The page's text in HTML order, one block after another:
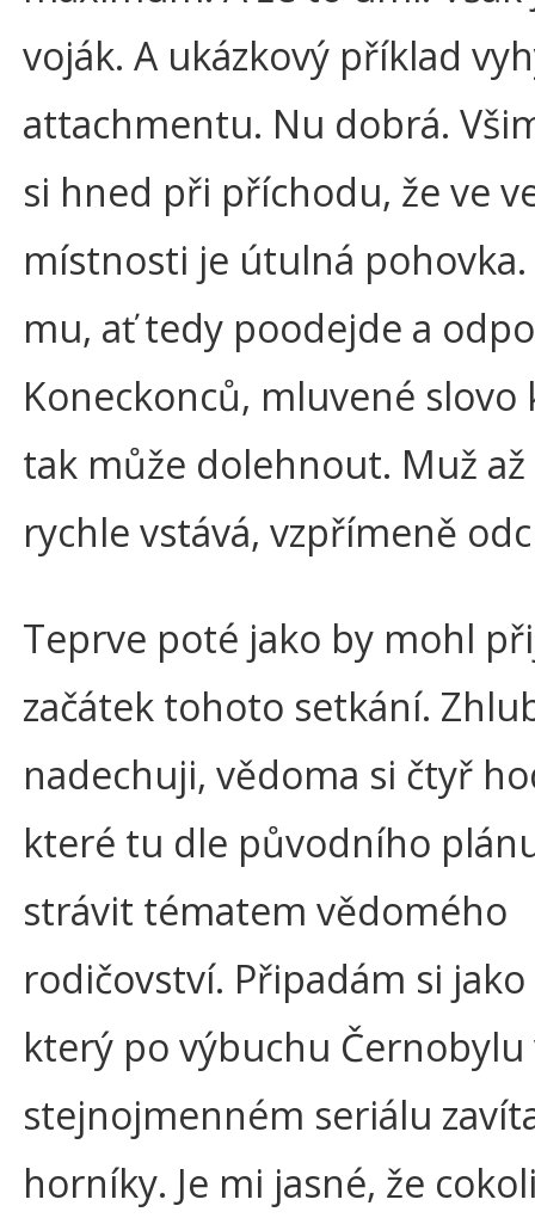
voják. A ukázkový příklad
attachmentu. Nu dobrá.
si hned při příchodu, že ve
místnosti je útulná
mu, ať tedy poodejde a
Koneckonců, mluvené slovo
tak může dolehnout. Muž
rychle vstává, vzpřímeně
Teprve poté jako by mohl
začátek tohoto setkání.
nadechuji, vědoma si čtyř
které tu dle původního
strávit tématem vědomého
rodičovství. Připadám si
který po výbuchu Černobylu
stejnojmenném seriálu
horníky. Je mi jasné, že